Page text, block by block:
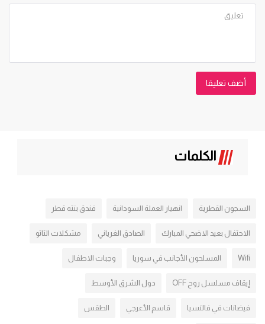
أضف تعليقا
الكلمات
السجون القطرية انهيار العملة السودانية فندق بنته قطر
الاحتفال بعيد الاضحي المبارك الصادق الغرياني مشكلات التاتو
Wifi المسلحون الأجانب في سوريا وجبات الاطفال
إيقاف مسلسل روح OFF دول الشرق الأوسط
فيضانات في فالنسيا قاسم الأعرجي الطقس